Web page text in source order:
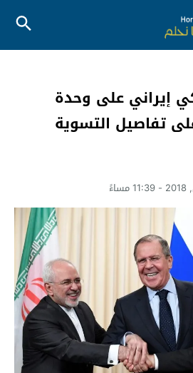
إيراني على وحدة
تفاصيل التسوية